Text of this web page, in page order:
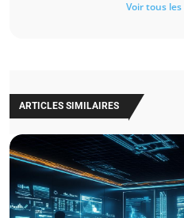
Voir tous
ARTICLES SIMILAIRES